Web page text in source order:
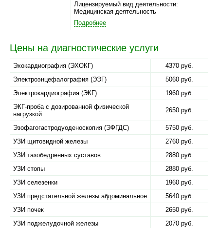
Лицензируемый вид деятельности:
Медицинская деятельность
Подробнее
Цены на диагностические услуги
Эхокардиография (ЭХОКГ)
4370 руб.
Электроэнцефалография (ЭЭГ)
5060 руб.
Электрокардиография (ЭКГ)
1960 руб.
ЭКГ-проба с дозированной физической
нагрузкой
2650 руб.
Эзофагогастродуоденоскопия (ЭФГДС)
5750 руб.
УЗИ щитовидной железы
2760 руб.
УЗИ тазобедренных суставов
2880 руб.
УЗИ стопы
2880 руб.
УЗИ селезенки
1960 руб.
УЗИ предстательной железы абдоминальное
5640 руб.
УЗИ почек
2650 руб.
УЗИ поджелудочной железы
2070 руб.